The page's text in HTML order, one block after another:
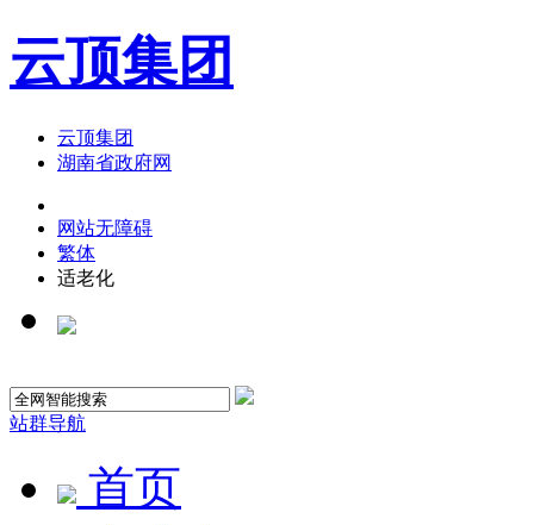
云顶集团
云顶集团
湖南省政府网
网站无障碍
繁体
适老化
站群导航
首页